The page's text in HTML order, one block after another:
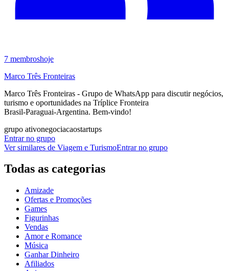
7 membroshoje
Marco Três Fronteiras
Marco Três Fronteiras - Grupo de WhatsApp para discutir negócios,
turismo e oportunidades na Tríplice Fronteira
Brasil‑Paraguai‑Argentina. Bem‑vindo!
grupo ativonegociacaostartups
Entrar no grupo
Ver similares de Viagem e TurismoEntrar no grupo
Todas as categorias
Amizade
Ofertas e Promoções
Games
Figurinhas
Vendas
Amor e Romance
Música
Ganhar Dinheiro
Afiliados